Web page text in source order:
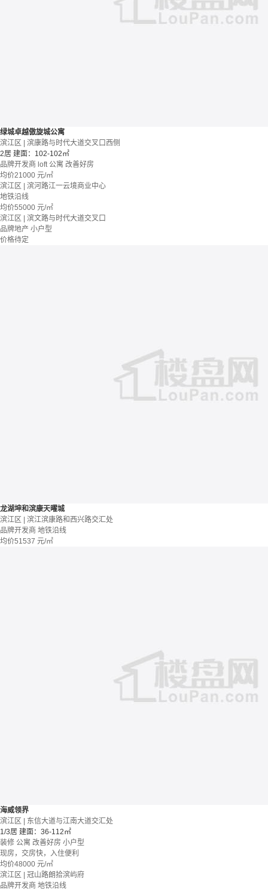
绿城卓越傲旋城公寓
滨江区 | 滨康路与时代大道交叉口西侧
2居 建面：102-102㎡
品牌开发商 loft 公寓 改善好房
均价21000 元/㎡
滨江区 | 滨河路江一云境商业中心
地铁沿线
均价55000 元/㎡
滨江区 | 滨文路与时代大道交叉口
品牌地产 小户型
价格待定
龙湖坤和滨康天曜城
滨江区 | 滨江滨康路和西兴路交汇处
品牌开发商 地铁沿线
均价51537 元/㎡
海威领界
滨江区 | 东信大道与江南大道交汇处
1/3居 建面：36-112㎡
装修 公寓 改善好房 小户型
现房，交房快，入住便利
均价48000 元/㎡
滨江区 | 冠山路朗拾滨屿府
品牌开发商 地铁沿线